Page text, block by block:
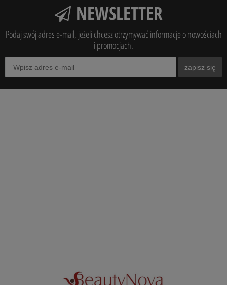
NEWSLETTER
Podaj swój adres e-mail, jeżeli chcesz otrzymywać informacje o nowościach
i promocjach.
zapisz się